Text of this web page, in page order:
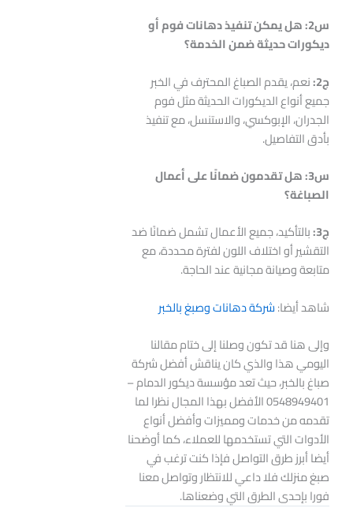
س2: هل يمكن تنفيذ دهانات فوم أو
ديكورات حديثة ضمن الخدمة؟
ج2 :نعم، يقدم الصباغ المحترف في الخبر
جميع أنواع الديكورات الحديثة مثل فوم
الجدران، الإبوكسي، والاستنسل، مع تنفيذ
بأدق التفاصيل.
س3: هل تقدمون ضمانًا على أعمال
الصباغة؟
ج3 :بالتأكيد، جميع الأعمال تشمل ضمانًا ضد
التقشير أو اختلاف اللون لفترة محددة، مع
متابعة وصيانة مجانية عند الحاجة.
شاهد أيضا:شركة دهانات وصبغ بالخبر
وإلى هنا قد تكون وصلنا إلى ختام مقالنا
اليومي هذا والذي كان يناقش أفضل شركة
صباغ بالخبر، حيث تعد مؤسسة ديكور الدمام –
0548949401 الأفضل بهذا المجال نظرا لما
تقدمه من خدمات ومميزات وأفضل أنواع
الأدوات التي تستخدمها للعملاء، كما أوضحنا
أيضا أبرز طرق التواصل فإذا كنت ترغب في
صبغ منزلك فلا داعي للانتظار وتواصل معنا
فورا بإحدى الطرق التي وضعناها.